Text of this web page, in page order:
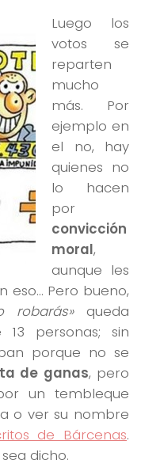
Luego los
votos se
reparten
mucho
más. Por
ejemplo en
el no, hay
quienes no
lo hacen
por
convicción
moral,
aunque les
eso… Pero bueno,
robarás»queda
personas; sin
porque no se
de ganas, pero
un tembleque
o ver su nombre
de Bárcenas.
dicho.